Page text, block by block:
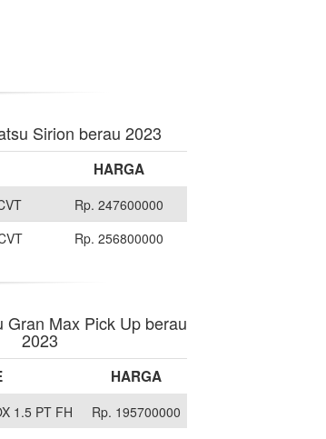
Sirion berau 2023
HARGA
Rp. 247600000
Rp. 256800000
Gran Max Pick Up berau
2023
HARGA
1.5 PT FH Rp. 195700000